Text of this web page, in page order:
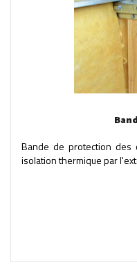
Bande de protection des
isolation thermique par